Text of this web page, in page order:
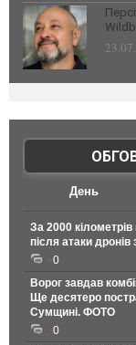
День
За 2000
після атаки
0
Ворог завдав
Ще десятеро
Сумщині. ФОТО
0